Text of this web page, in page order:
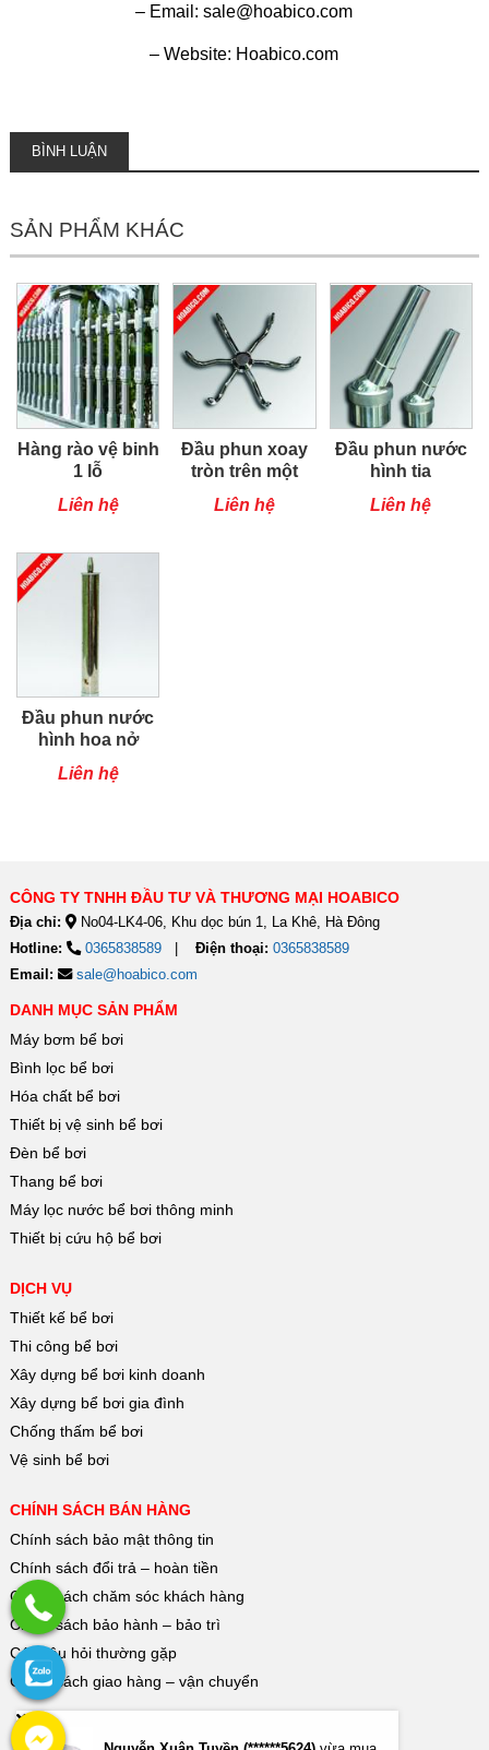
– Email: sale@hoabico.com
– Website: Hoabico.com
BÌNH LUẬN
SẢN PHẨM KHÁC
Hàng rào vệ binh
1 lỗ
Liên hệ
Đầu phun xoay
tròn trên một
Liên hệ
Đầu phun nước
hình tia
Liên hệ
Đầu phun nước
hình hoa nở
Liên hệ
CÔNG TY TNHH ĐẦU TƯ VÀ THƯƠNG MẠI HOABICO
Địa chỉ:
No04-LK4-06, Khu dọc bún 1, La Khê, Hà Đông
Hotline:
0365838589 Điện thoại: 0365838589
Email:
sale@hoabico.com
DANH MỤC SẢN PHẨM
Máy bơm bể bơi
Bình lọc bể bơi
Hóa chất bể bơi
Thiết bị vệ sinh bể bơi
Đèn bể bơi
Thang bể bơi
Máy lọc nước bể bơi thông minh
Thiết bị cứu hộ bể bơi
DỊCH VỤ
Thiết kế bể bơi
Thi công bể bơi
Xây dựng bể bơi kinh doanh
Xây dựng bể bơi gia đình
Chống thấm bể bơi
Vệ sinh bể bơi
CHÍNH SÁCH BÁN HÀNG
Chính sách bảo mật thông tin
Chính sách đổi trả – hoàn tiền
Chính sách chăm sóc khách hàng
Chính sách bảo hành – bảo trì
Các câu hỏi thường gặp
Chính sách giao hàng – vận chuyển